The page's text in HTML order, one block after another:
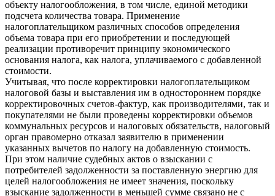
объекту налогообложения, в том числе, единой методики
подсчета количества товара. Применение
налогоплательщиком различных способов определения
объема товара при его приобретении и последующей
реализации противоречит принципу экономического
основания налога, как налога, уплачиваемого с добавленной
стоимости.
Учитывая, что после корректировки налогоплательщиком
налоговой базы и выставления им в одностороннем порядке
корректировочных счетов-фактур, как производителями, так и
покупателями не были проведены корректировки объемов
коммунальных ресурсов и налоговых обязательств, налоговый
орган правомерно отказал заявителю в применении
указанных вычетов по налогу на добавленную стоимость.
При этом наличие судебных актов о взыскании с
потребителей задолженности за поставленную энергию для
целей налогообложения не имеет значения, поскольку
взыскание задолженности в меньшей сумме связано не с